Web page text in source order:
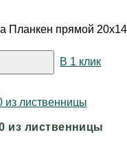
Планкен прямой
В 1 клик
из лиственницы